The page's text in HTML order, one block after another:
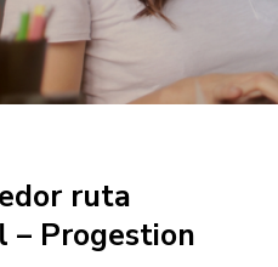
ruta
– Progestion